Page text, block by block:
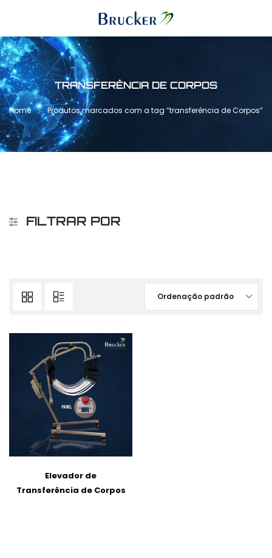
TRANSFERÊNCIA DE CORPOS
Home Produtos marcados com a tag “transferência de Corpos”
FILTRAR POR
Ordenação padrão
Elevador de
Transferência de Corpos